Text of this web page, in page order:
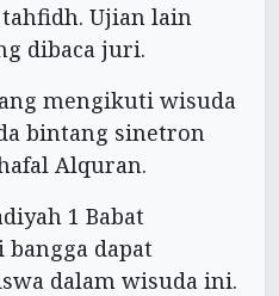
Ujian lain
dibaca juri.
mengikuti wisuda
bintang sinetron
Alquran.
1 Babat
dapat
dalam wisuda ini.